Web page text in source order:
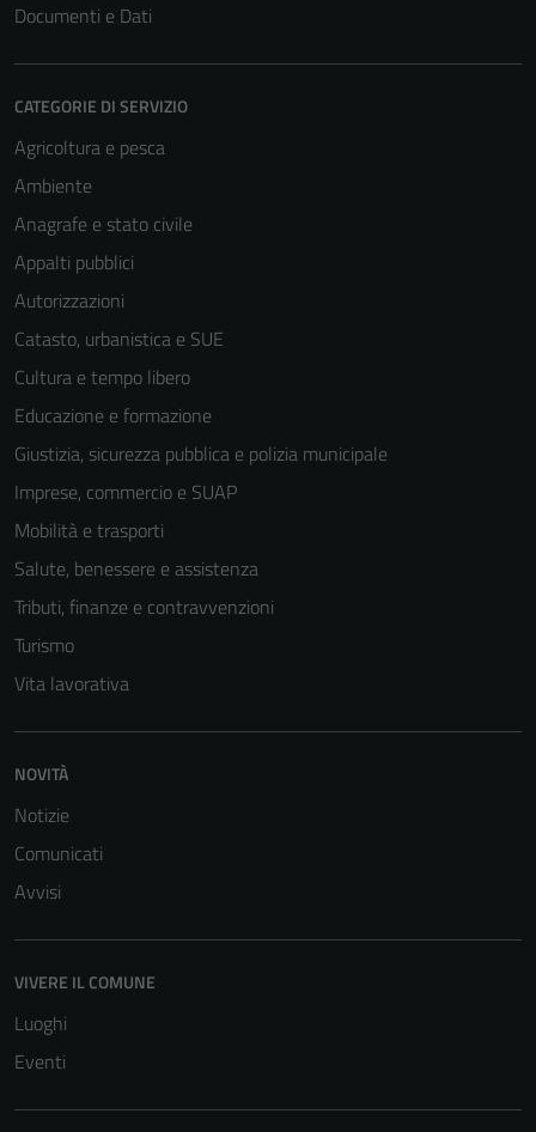
Documenti e Dati
CATEGORIE DI SERVIZIO
Agricoltura e pesca
Ambiente
Anagrafe e stato civile
Appalti pubblici
Autorizzazioni
Catasto, urbanistica e SUE
Cultura e tempo libero
Educazione e formazione
Giustizia, sicurezza pubblica e polizia municipale
Imprese, commercio e SUAP
Mobilità e trasporti
Salute, benessere e assistenza
Tributi, finanze e contravvenzioni
Turismo
Vita lavorativa
NOVITÀ
Notizie
Comunicati
Avvisi
VIVERE IL COMUNE
Luoghi
Eventi